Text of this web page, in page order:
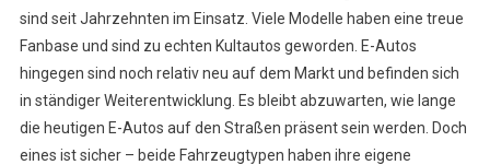
sind seit Jahrzehnten im Einsatz. Viele Modelle haben eine treue
Fanbase und sind zu echten Kultautos geworden. E-Autos
hingegen sind noch relativ neu auf dem Markt und befinden sich
in ständiger Weiterentwicklung. Es bleibt abzuwarten, wie lange
die heutigen E-Autos auf den Straßen präsent sein werden. Doch
eines ist sicher – beide Fahrzeugtypen haben ihre eigene